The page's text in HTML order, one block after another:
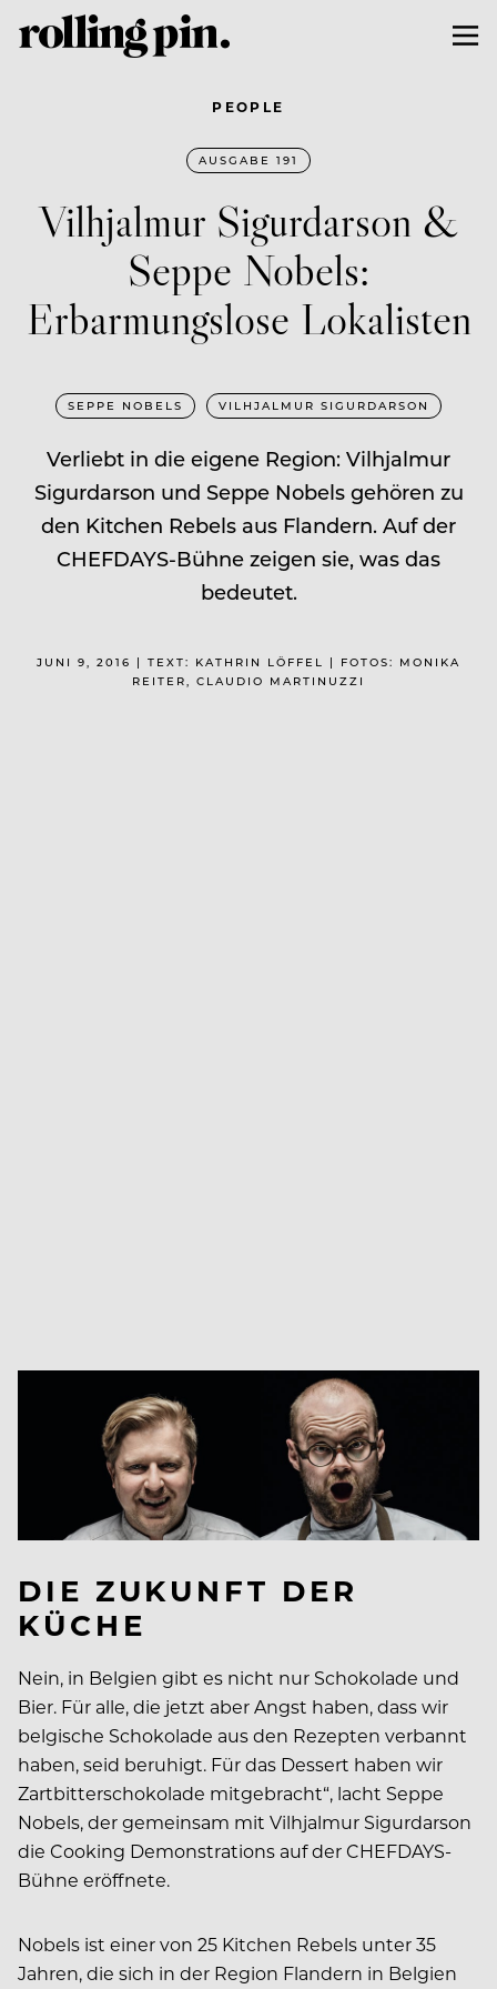
PEOPLE
AUSGABE 191
Vilhjalmur Sigurdarson &
Seppe Nobels:
Erbarmungslose Lokalisten
SEPPE NOBELS VILHJALMUR SIGURDARSON
Verliebt in die eigene Region: Vilhjalmur
Sigurdarson und Seppe Nobels gehören zu
den Kitchen Rebels aus Flandern. Auf der
CHEFDAYS-Bühne zeigen sie, was das
bedeutet.
JUNI 9, 2016 | TEXT: KATHRIN LÖFFEL | FOTOS: MONIKA
REITER, CLAUDIO MARTINUZZI
DIE ZUKUNFT DER
KÜCHE
Nein, in Belgien gibt es nicht nur Schokolade und
Bier. Für alle, die jetzt aber Angst haben, dass wir
belgische Schokolade aus den Rezepten verbannt
haben, seid beruhigt. Für das Dessert haben wir
Zartbitterschokolade mitgebracht“, lacht Seppe
Nobels, der gemeinsam mit Vilhjalmur Sigurdarson
die Cooking Demonstrations auf der CHEFDAYS-
Bühne eröffnete.
Nobels ist einer von 25 Kitchen Rebels unter 35
Jahren, die sich in der Region Flandern in Belgien